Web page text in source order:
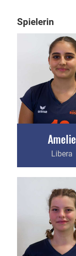
Spielerin
Amelie
Libera